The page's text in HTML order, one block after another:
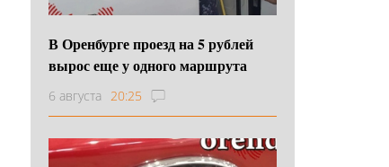
В Оренбурге проезд на 5 рублей
вырос еще у одного маршрута
6 августа 20:25